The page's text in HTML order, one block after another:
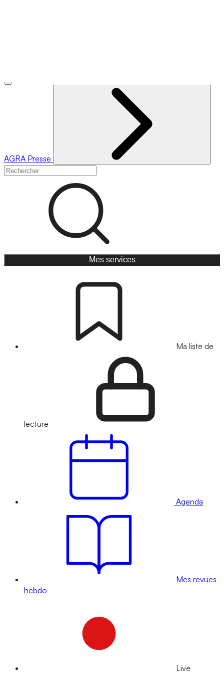
AGRA Presse
Mes services
Ma liste de
lecture
Agenda
Mes revues
hebdo
Live